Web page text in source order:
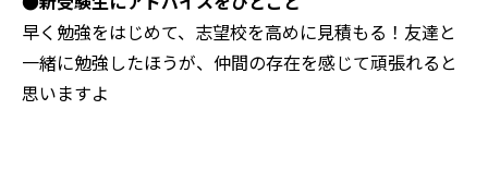
早く勉強をはじめて、志望校を高めに見積もる！友達と
一緒に勉強したほうが、仲間の存在を感じて頑張れると
思いますよ